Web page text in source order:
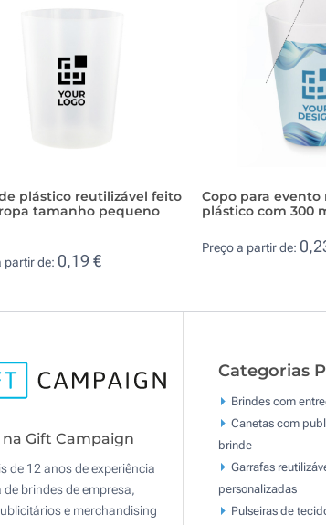
plástico reutilizável feito
tamanho pequeno
partir de: 0,19 €
Copo para
plástico com 300
Preço a partir de:
Gift Campaign
de 12 anos de experiência
de brindes de empresa,
e merchandising
Categorias
Brindes com
Canetas com
brinde
Garrafas
personalizadas
Pulseiras de